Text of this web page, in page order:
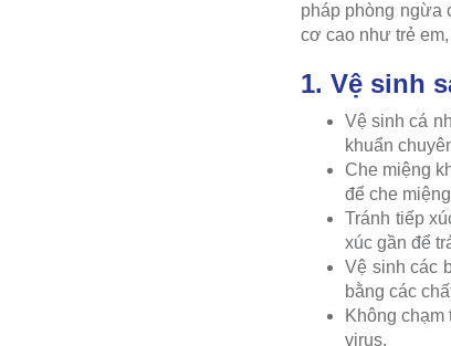
pháp phòng ngừa
cơ cao như trẻ
1. Vệ sinh
Vệ sinh cá
khuẩn
Che miệng
để che
Tránh tiếp
xúc gần để
Vệ sinh các
bằng các
Không chạm
virus.